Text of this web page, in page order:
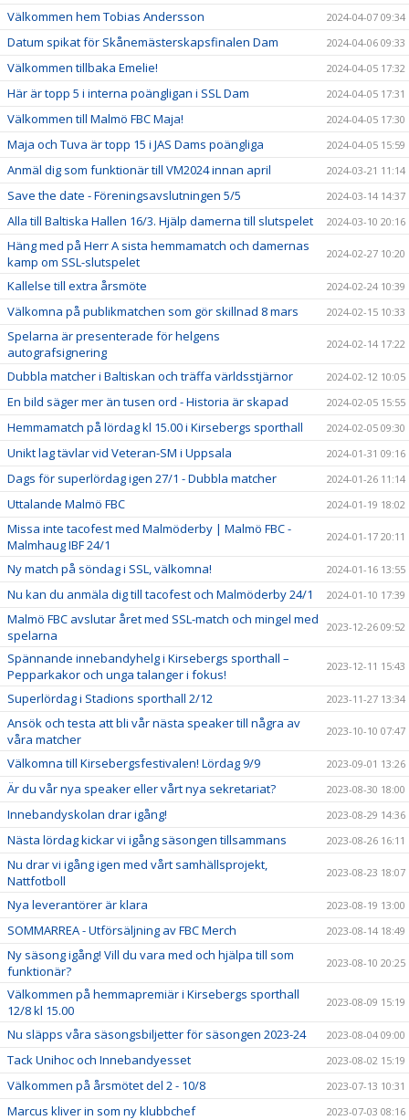
Välkommen hem Tobias Andersson 2024-04-07 09:34
Datum spikat för Skånemästerskapsfinalen Dam 2024-04-06 09:33
Välkommen tillbaka Emelie! 2024-04-05 17:32
Här är topp 5 i interna poängligan i SSL Dam 2024-04-05 17:31
Välkommen till Malmö FBC Maja! 2024-04-05 17:30
Maja och Tuva är topp 15 i JAS Dams poängliga 2024-04-05 15:59
Anmäl dig som funktionär till VM2024 innan april 2024-03-21 11:14
Save the date - Föreningsavslutningen 5/5 2024-03-14 14:37
Alla till Baltiska Hallen 16/3. Hjälp damerna till slutspelet 2024-03-10 20:16
Häng med på Herr A sista hemmamatch och damernas
kamp om SSL-slutspelet
2024-02-27 10:20
Kallelse till extra årsmöte 2024-02-24 10:39
Välkomna på publikmatchen som gör skillnad 8 mars 2024-02-15 10:33
Spelarna är presenterade för helgens
autografsignering
2024-02-14 17:22
Dubbla matcher i Baltiskan och träffa världsstjärnor 2024-02-12 10:05
En bild säger mer än tusen ord - Historia är skapad 2024-02-05 15:55
Hemmamatch på lördag kl 15.00 i Kirsebergs sporthall 2024-02-05 09:30
Unikt lag tävlar vid Veteran-SM i Uppsala 2024-01-31 09:16
Dags för superlördag igen 27/1 - Dubbla matcher 2024-01-26 11:14
Uttalande Malmö FBC 2024-01-19 18:02
Missa inte tacofest med Malmöderby | Malmö FBC -
Malmhaug IBF 24/1
2024-01-17 20:11
Ny match på söndag i SSL, välkomna! 2024-01-16 13:55
Nu kan du anmäla dig till tacofest och Malmöderby 24/1 2024-01-10 17:39
Malmö FBC avslutar året med SSL-match och mingel med
spelarna
2023-12-26 09:52
Spännande innebandyhelg i Kirsebergs sporthall –
Pepparkakor och unga talanger i fokus!
2023-12-11 15:43
Superlördag i Stadions sporthall 2/12 2023-11-27 13:34
Ansök och testa att bli vår nästa speaker till några av
våra matcher
2023-10-10 07:47
Välkomna till Kirsebergsfestivalen! Lördag 9/9 2023-09-01 13:26
Är du vår nya speaker eller vårt nya sekretariat? 2023-08-30 18:00
Innebandyskolan drar igång! 2023-08-29 14:36
Nästa lördag kickar vi igång säsongen tillsammans 2023-08-26 16:11
Nu drar vi igång igen med vårt samhällsprojekt,
Nattfotboll
2023-08-23 18:07
Nya leverantörer är klara 2023-08-19 13:00
SOMMARREA - Utförsäljning av FBC Merch 2023-08-14 18:49
Ny säsong igång! Vill du vara med och hjälpa till som
funktionär?
2023-08-10 20:25
Välkommen på hemmapremiär i Kirsebergs sporthall
12/8 kl 15.00
2023-08-09 15:19
Nu släpps våra säsongsbiljetter för säsongen 2023-24 2023-08-04 09:00
Tack Unihoc och Innebandyesset 2023-08-02 15:19
Välkommen på årsmötet del 2 - 10/8 2023-07-13 10:31
Marcus kliver in som ny klubbchef 2023-07-03 08:16